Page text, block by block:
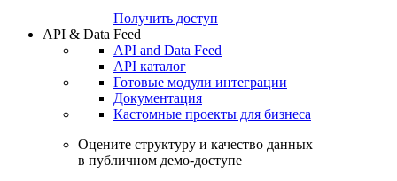
Получить доступ
API & Data Feed
API and Data Feed
API каталог
Готовые модули интеграции
Документация
Кастомные проекты для бизнеса
Оцените структуру и качество данных
в публичном демо-доступе